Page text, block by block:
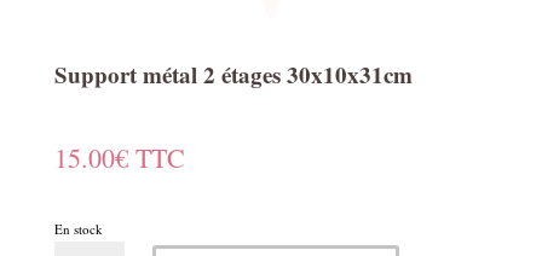
Support métal 2 étages 30x10x31cm
15.00€ TTC
En stock